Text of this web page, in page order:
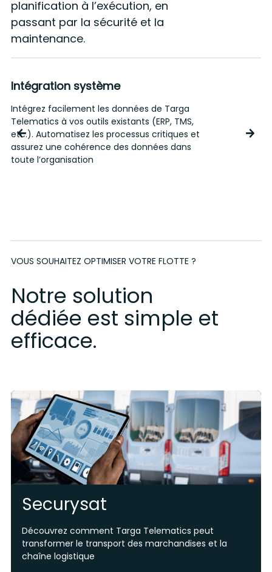
planification à l’exécution, en
passant par la sécurité et la
maintenance.
Intégration système
Intégrez facilement les données de Targa
Telematics à vos outils existants (ERP, TMS,
etc.). Automatisez les processus critiques et
assurez une cohérence des données dans
toute l’organisation
VOUS SOUHAITEZ OPTIMISER VOTRE FLOTTE ?
Notre solution
dédiée est simple et
efficace.
Securysat
Découvrez comment Targa Telematics peut
transformer le transport des marchandises et la
chaîne logistique